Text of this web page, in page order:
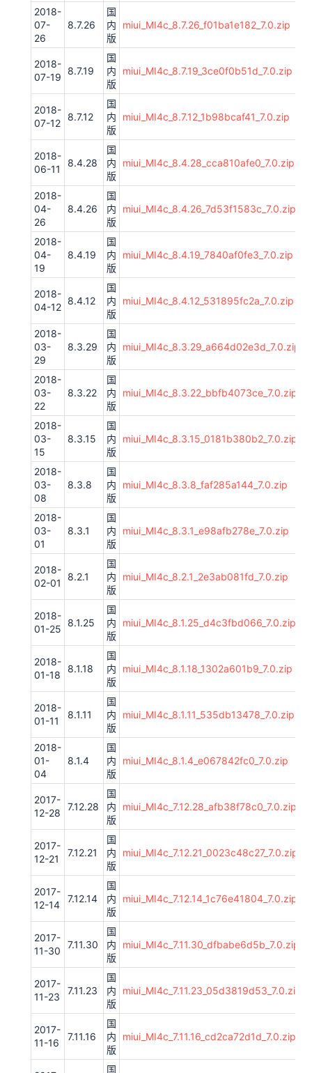
2018-
07-
26
8.7.26
国
内
版
miui_MI4c_8.7.26_f01ba1e182_7.0.zip
2018-
07-19
8.7.19
国
内
版
miui_MI4c_8.7.19_3ce0f0b51d_7.0.zip
2018-
07-12
8.7.12
国
内
版
miui_MI4c_8.7.12_1b98bcaf41_7.0.zip
2018-
06-11
8.4.28
国
内
版
miui_MI4c_8.4.28_cca810afe0_7.0.zip
2018-
04-
26
8.4.26
国
内
版
miui_MI4c_8.4.26_7d53f1583c_7.0.zip
2018-
04-
19
8.4.19
国
内
版
miui_MI4c_8.4.19_7840af0fe3_7.0.zip
2018-
04-12
8.4.12
国
内
版
miui_MI4c_8.4.12_531895fc2a_7.0.zip
2018-
03-
29
8.3.29
国
内
版
miui_MI4c_8.3.29_a664d02e3d_7.0.zip
2018-
03-
22
8.3.22
国
内
版
miui_MI4c_8.3.22_bbfb4073ce_7.0.zip
2018-
03-
15
8.3.15
国
内
版
miui_MI4c_8.3.15_0181b380b2_7.0.zip
2018-
03-
08
8.3.8
国
内
版
miui_MI4c_8.3.8_faf285a144_7.0.zip
2018-
03-
01
8.3.1
国
内
版
miui_MI4c_8.3.1_e98afb278e_7.0.zip
2018-
02-01
8.2.1
国
内
版
miui_MI4c_8.2.1_2e3ab081fd_7.0.zip
2018-
01-25
8.1.25
国
内
版
miui_MI4c_8.1.25_d4c3fbd066_7.0.zip
2018-
01-18
8.1.18
国
内
版
miui_MI4c_8.1.18_1302a601b9_7.0.zip
2018-
01-11
8.1.11
国
内
版
miui_MI4c_8.1.11_535db13478_7.0.zip
2018-
01-
04
8.1.4
国
内
版
miui_MI4c_8.1.4_e067842fc0_7.0.zip
2017-
12-28
7.12.28
国
内
版
miui_MI4c_7.12.28_afb38f78c0_7.0.zip
2017-
12-21
7.12.21
国
内
版
miui_MI4c_7.12.21_0023c48c27_7.0.zip
2017-
12-14
7.12.14
国
内
版
miui_MI4c_7.12.14_1c76e41804_7.0.zip
2017-
11-30
7.11.30
国
内
版
miui_MI4c_7.11.30_dfbabe6d5b_7.0.zip
2017-
11-23
7.11.23
国
内
版
miui_MI4c_7.11.23_05d3819d53_7.0.zip
2017-
11-16
7.11.16
国
内
版
miui_MI4c_7.11.16_cd2ca72d1d_7.0.zip
国